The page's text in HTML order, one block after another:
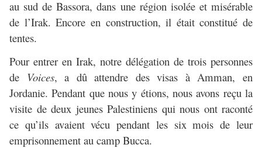
au sud de Bassora, dans une région isolée et misérable
de l’Irak. Encore en construction, il était constitué de
tentes.
Pour entrer en Irak, notre délégation de trois personnes
de Voices, a dû attendre des visas à Amman, en
Jordanie. Pendant que nous y étions, nous avons reçu la
visite de deux jeunes Palestiniens qui nous ont raconté
ce qu’ils avaient vécu pendant les six mois de leur
emprisonnement au camp Bucca.